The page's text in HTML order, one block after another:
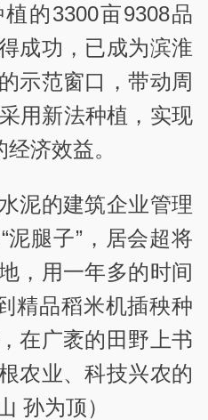
的3300亩9308品
成功，已成为滨淮
示范窗口，带动周
用新法种植，实现
经济效益。
泥的建筑企业管理
腿子”，居会超将
，用一年多的时间
精品稻米机插秧种
在广袤的田野上书
农业、科技兴农的
孙为顶）